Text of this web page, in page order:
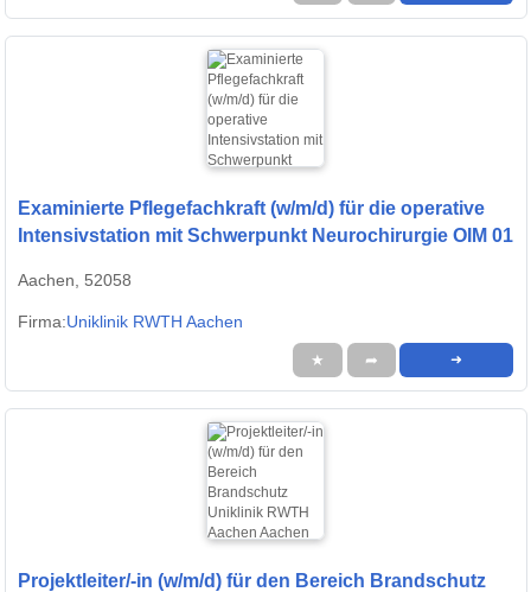
Examinierte Pflegefachkraft (w/m/d) für die operative
Intensivstation mit Schwerpunkt Neurochirurgie OIM 01
Aachen, 52058
Firma:Uniklinik RWTH Aachen
★ ➦ ➜
Projektleiter/-in (w/m/d) für den Bereich Brandschutz